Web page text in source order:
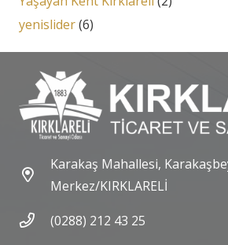
yenislider(6)
Karakaş Mahallesi,
Merkez/KIRKLARELİ
(0288) 212 43 25